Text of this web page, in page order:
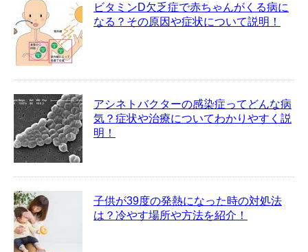
ビタミンD欠乏症で赤ちゃんがくる病に
なる？その原因や症状について説明！
アシネトバクターの感染症ってどんな病
気？症状や治療についてわかりやすく説
明！
子供が39度の発熱になった時の対処法
は？冷やす場所や方法を紹介！